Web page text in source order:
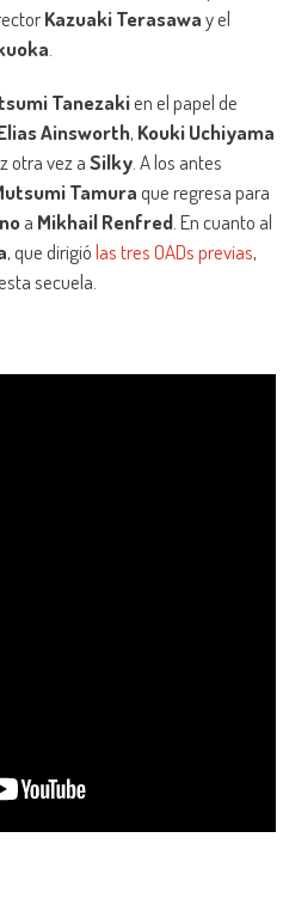
Kazuaki Terasaway el
Tanezakien el papel de
Ainsworth, Kouki Uchiyama
otra vez aSilky. A los antes
Tamuraque regresa para
a Mikhail Renfred. En cuanto al
, que dirigiólas tres OADs previas,
secuela.